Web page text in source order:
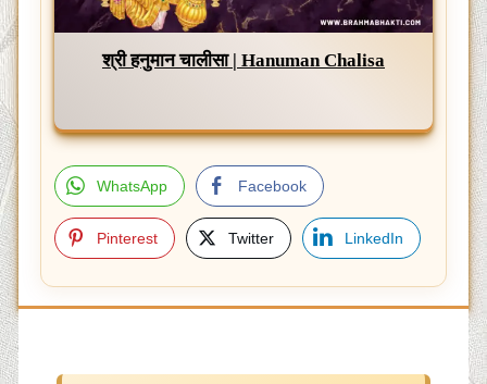
श्री हनुमान चालीसा | Hanuman Chalisa
WhatsApp Facebook
Pinterest Twitter LinkedIn